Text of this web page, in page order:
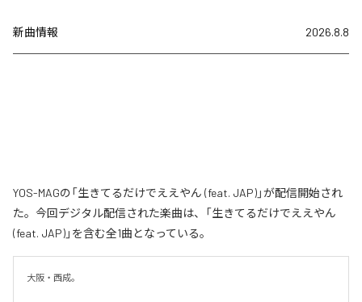
新曲情報 2026.8.8
YOS-MAGの「生きてるだけでええやん (feat. JAP)」が配信開始され
た。今回デジタル配信された楽曲は、「生きてるだけでええやん
(feat. JAP)」を含む全1曲となっている。
大阪・西成。